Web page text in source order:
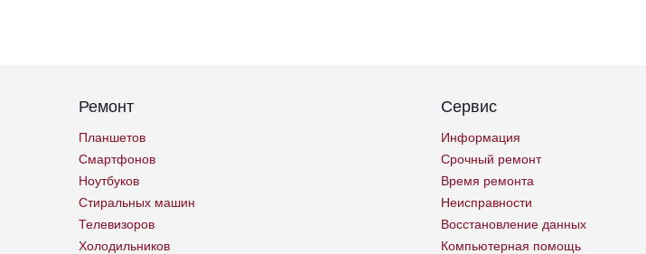
Ремонт
Планшетов
Смартфонов
Ноутбуков
Стиральных машин
Телевизоров
Холодильников
Сервис
Информация
Срочный ремонт
Время ремонта
Неисправности
Восстановление данных
Компьютерная помощь